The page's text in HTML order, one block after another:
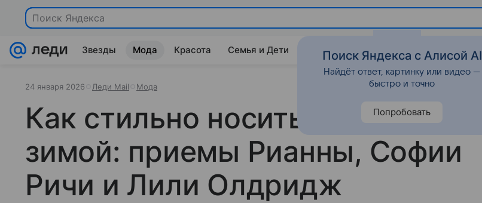
Поиск Яндекса
Звезды Мода Красота Семья и Дети Дом Гороскопы Стиль жизни
24 января 2026 Леди Mail Мода
Как стильно носить джинсы
зимой: приемы Рианны, Софии
Ричи и Лили Олдридж
Поиск Яндекса с Алисой AI
Найдёт ответ, картинку или видео —
быстро и точно
Попробовать